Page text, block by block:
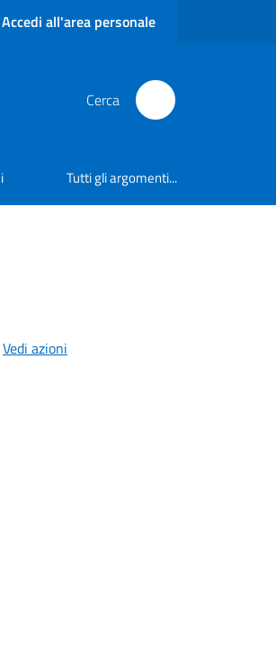
Accedi all'area personale
Cerca
Tutti gli argomenti...
Vedi azioni